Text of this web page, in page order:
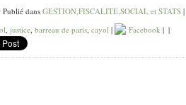
Publié dansGESTION,FISCALITE,SOCIAL et STATS |
, justice, barreau de paris, cayol | Facebook | |